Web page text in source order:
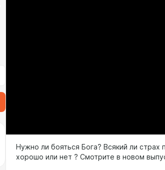
Нужно ли бояться Бога? Всякий ли
хорошо или нет ? Смотрите в новом